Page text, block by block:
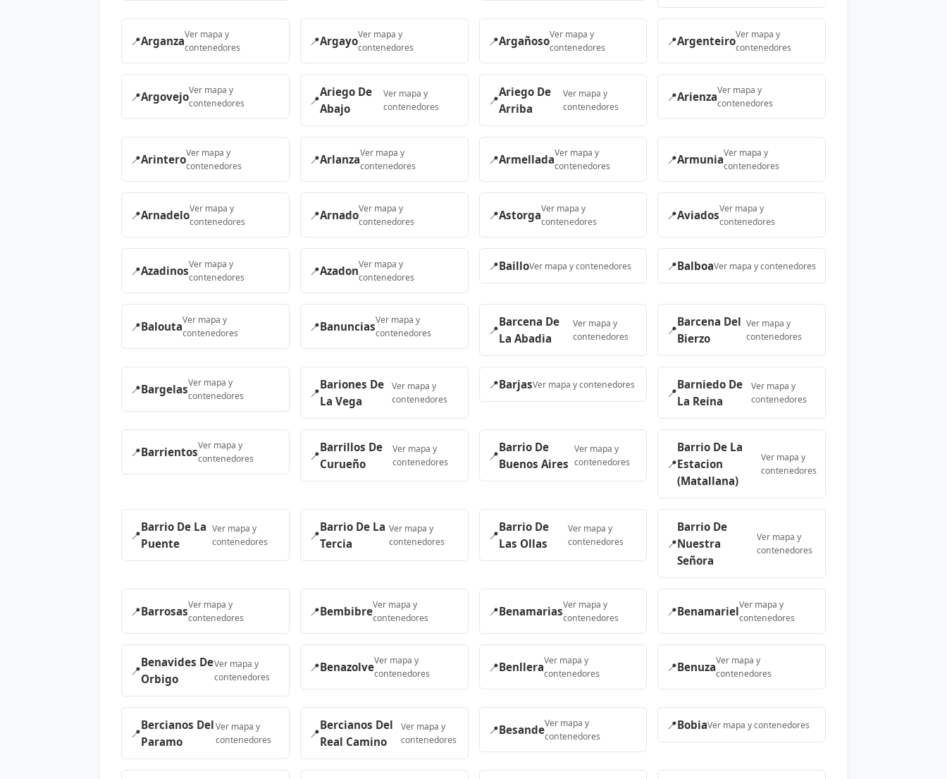
📍ArganzaVer mapa y
contenedores
📍ArgayoVer mapa y
contenedores
📍ArgañosoVer mapa y
contenedores
📍ArgenteiroVer mapa y
contenedores
📍ArgovejoVer mapa y
contenedores
📍
Ariego De
Abajo
Ver mapa y
contenedores
📍
Ariego De
Arriba
Ver mapa y
contenedores
📍ArienzaVer mapa y
contenedores
📍ArinteroVer mapa y
contenedores
📍ArlanzaVer mapa y
contenedores
📍ArmelladaVer mapa y
contenedores
📍ArmuniaVer mapa y
contenedores
📍ArnadeloVer mapa y
contenedores
📍ArnadoVer mapa y
contenedores
📍AstorgaVer mapa y
contenedores
📍AviadosVer mapa y
contenedores
📍AzadinosVer mapa y
contenedores
📍AzadonVer mapa y
contenedores
📍BailloVer mapa y contenedores 📍BalboaVer mapa y contenedores
📍BaloutaVer mapa y
contenedores
📍BanunciasVer mapa y
contenedores
📍
Barcena De
La Abadia
Ver mapa y
contenedores
📍
Barcena Del
Bierzo
Ver mapa y
contenedores
📍BargelasVer mapa y
contenedores
📍
Bariones De
La Vega
Ver mapa y
contenedores
📍BarjasVer mapa y contenedores
📍
Barniedo De
La Reina
Ver mapa y
contenedores
📍BarrientosVer mapa y
contenedores
📍
Barrillos De
Curueño
Ver mapa y
contenedores
📍
Barrio De
Buenos Aires
Ver mapa y
contenedores
📍
Barrio De La
Estacion
(Matallana)
Ver mapa y
contenedores
📍
Barrio De La
Puente
Ver mapa y
contenedores
📍
Barrio De La
Tercia
Ver mapa y
contenedores
📍
Barrio De
Las Ollas
Ver mapa y
contenedores
📍
Barrio De
Nuestra
Señora
Ver mapa y
contenedores
📍BarrosasVer mapa y
contenedores
📍BembibreVer mapa y
contenedores
📍BenamariasVer mapa y
contenedores
📍BenamarielVer mapa y
contenedores
📍
Benavides De
Orbigo
Ver mapa y
contenedores
📍BenazolveVer mapa y
contenedores
📍BenlleraVer mapa y
contenedores
📍BenuzaVer mapa y
contenedores
📍
Bercianos Del
Paramo
Ver mapa y
contenedores
📍
Bercianos Del
Real Camino
Ver mapa y
contenedores
📍BesandeVer mapa y
contenedores
📍BobiaVer mapa y contenedores